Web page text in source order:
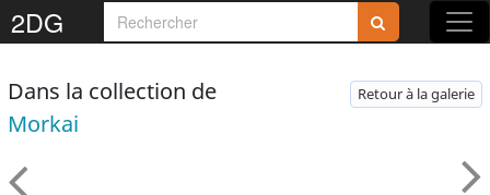
2DG
Dans la collection de
Morkai
Retour à la galerie